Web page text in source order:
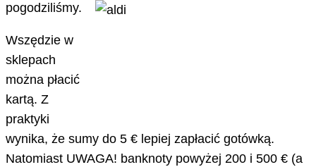
pogodziliśmy.
Wszędzie w
sklepach
można płacić
kartą. Z
praktyki
wynika, że sumy do 5 € lepiej zapłacić gotówką.
Natomiast UWAGA! banknoty powyżej 200 i 500 € (a